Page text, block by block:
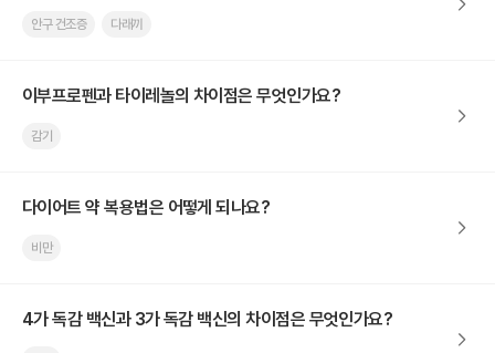
안구 건조증 다래끼
이부프로펜과 타이레놀의 차이점은 무엇인가요?
감기
다이어트 약 복용법은 어떻게 되나요?
비만
4가 독감 백신과 3가 독감 백신의 차이점은 무엇인가요?